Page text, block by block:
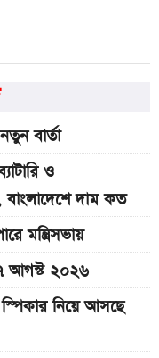
বার্তা
ও
দাম কত
মন্ত্রিসভায়
আগস্ট ২০২৬
নিয়ে আসছে